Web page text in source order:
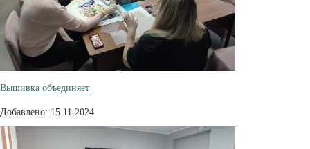
Вышивка объединяет
Добавлено: 15.11.2024